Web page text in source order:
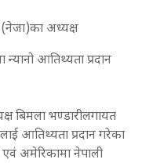
अध्यक्ष
न्यानो आतिथ्यता प्रदान
बिमला भण्डारीलगायत
आतिथ्यता प्रदान गरेका
एवं अमेरिकामा नेपाली